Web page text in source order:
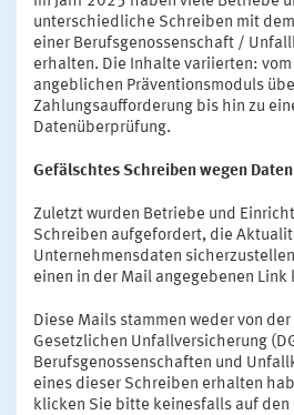
unterschiedliche Schreiben mit
einer Berufsgenossenschaft /
erhalten. Die Inhalte variierten:
angeblichen Präventionsmoduls
Zahlungsaufforderung bis hin zu
Datenüberprüfung.
Gefälschtes Schreiben wegen
Zuletzt wurden Betriebe und
Schreiben aufgefordert, die
Unternehmensdaten
einen in der Mail angegebenen Link
Diese Mails stammen weder von
Gesetzlichen Unfallversicherung
Berufsgenossenschaften und
eines dieser Schreiben erhalten
klicken Sie bitte keinesfalls auf den